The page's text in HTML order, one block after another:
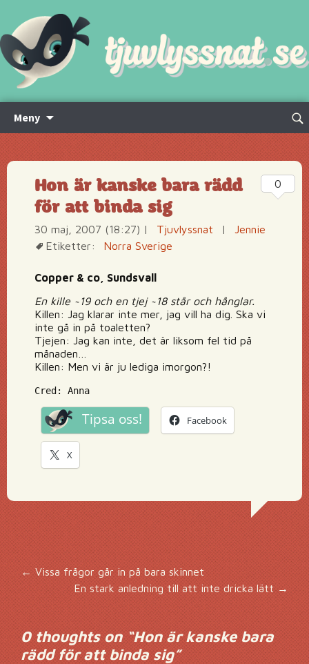
Meny
innehåll
Sök
Hon är kanske bara rädd
för att binda sig
30 maj, 2007 (18:27) | Tjuvlyssnat |
Jennie
Etiketter:
Norra Sverige
Copper & co, Sundsvall
En kille ~19 och en tjej ~18 står och hånglar.
Killen: Jag klarar inte mer, jag vill ha dig. Ska vi
inte gå in på toaletten?
Tjejen: Jag kan inte, det är liksom fel tid på
månaden…
Killen: Men vi är ju lediga imorgon?!
Cred: Anna
Tipsa oss! Facebook
X
0
Inläggsnavigering
← Vissa frågor går in på bara skinnet
En stark anledning till att inte dricka lätt→
0 thoughts on “Hon är kanske bara
rädd för att binda sig”